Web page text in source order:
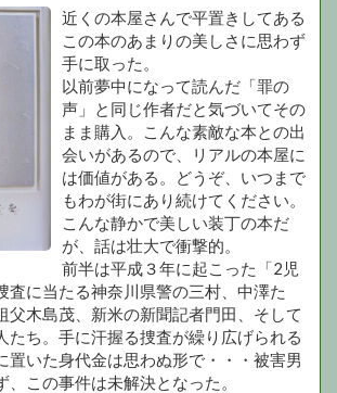
近くの本屋さんで平置きしてある
この本のあまりの美しさに思わず
手に取った。
以前夢中になって読んだ「罪の
声」と同じ作者だと気づいてその
まま購入。こんな素敵な本との出
会いがあるので、リアルの本屋に
は価値がある。どうぞ、いつまで
もわが街にあり続けてください。
こんな静かで美しい装丁の本だ
が、話は壮大で衝撃的。
前半は平成３年に起こった「2児
査に当たる神奈川県警の三村、中澤た
父木島茂、新米の新聞記者門田、そして
たち。手に汗握る捜査が繰り広げられる
置いた身代金は思わぬ形で・・・被害男
、この事件は未解決となった。